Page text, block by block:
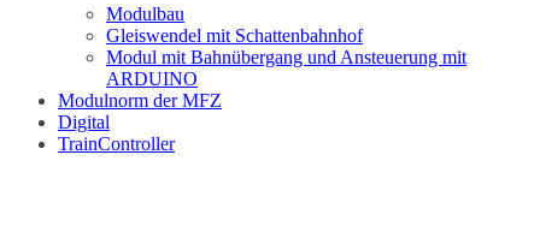
Modulbau
Gleiswendel mit Schattenbahnhof
Modul mit Bahnübergang und Ansteuerung mit
ARDUINO
Modulnorm der MFZ
Digital
TrainController